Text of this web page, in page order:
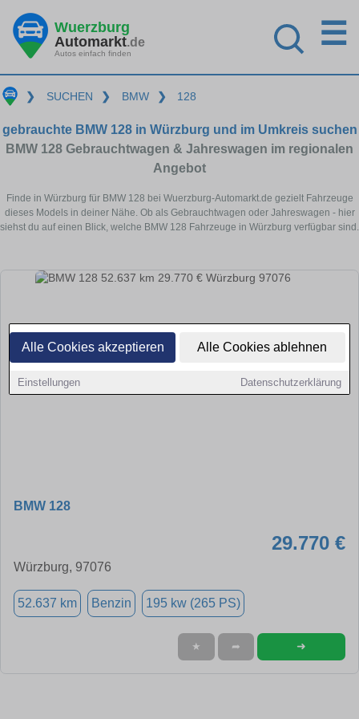
Alle Cookies akzeptieren Alle Cookies ablehnen
Einstellungen Datenschutzerklärung
Wuerzburg
Automarkt.de
Autos einfach finden
☰
❯ SUCHEN ❯ BMW ❯ 128
gebrauchte BMW 128 in Würzburg und im Umkreis suchen
BMW 128 Gebrauchtwagen & Jahreswagen im regionalen
Angebot
Finde in Würzburg für BMW 128 bei Wuerzburg-Automarkt.de gezielt Fahrzeuge
dieses Models in deiner Nähe. Ob als Gebrauchtwagen oder Jahreswagen - hier
siehst du auf einen Blick, welche BMW 128 Fahrzeuge in Würzburg verfügbar sind.
BMW 128
29.770 €
Würzburg, 97076
52.637 km Benzin 195 kw (265 PS)
★ ➦ ➜